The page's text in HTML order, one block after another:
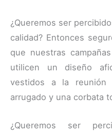
¿Queremos ser
calidad? Entonces
que nuestras
utilicen un diseño
vestidos a la reunión
arrugado y una corbata
¿Queremos ser